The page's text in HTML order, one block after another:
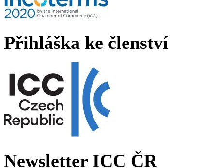
Přihláška ke členství
Newsletter ICC ČR